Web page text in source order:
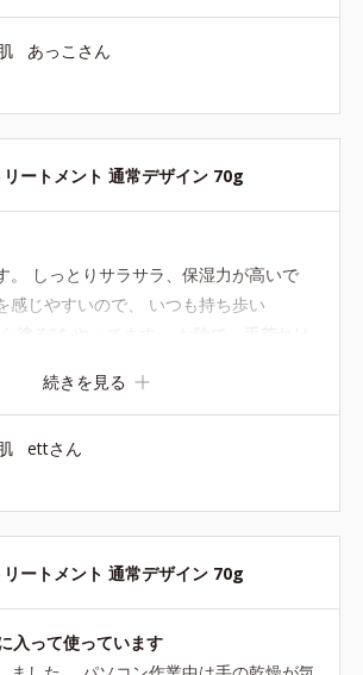
あっこさん
ートメント 通常デザイン 70g
。 しっとりサラサラ、保湿力が高いで
感じやすいので、 いつも持ち歩い
続きを見る
ettさん
ートメント 通常デザイン 70g
入って使っています